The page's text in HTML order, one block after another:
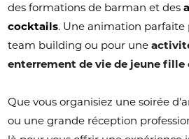
des formations de barman et des
cocktails. Une animation
team building ou pour une
enterrement de vie de jeune fille
Que vous organisiez une soirée
ou une grande réception